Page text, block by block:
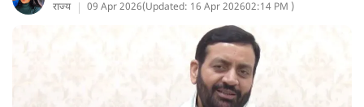
राज्य 09 Apr 2026(Updated: 16 Apr 202602:14 PM )